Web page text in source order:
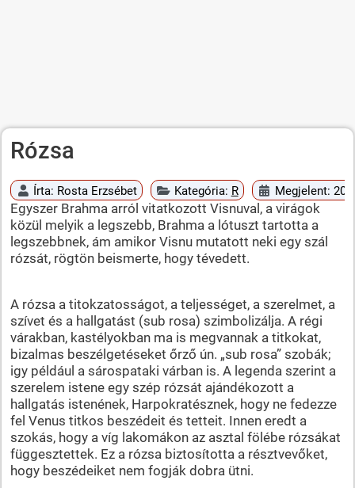
Rózsa
Írta: Rosta Erzsébet Kategória: R Megjelent:
Egyszer Brahma arról vitatkozott Visnuval, a virágok
közül melyik a legszebb, Brahma a lótuszt tartotta a
legszebbnek, ám amikor Visnu mutatott neki egy szál
rózsát, rögtön beismerte, hogy tévedett.
A rózsa a titokzatosságot, a teljességet, a szerelmet, a
szívet és a hallgatást (sub rosa) szimbolizálja. A régi
várakban, kastélyokban ma is megvannak a titkokat,
bizalmas beszélgetéseket őrző ún. „sub rosa” szobák;
igy például a sárospataki várban is. A legenda szerint a
szerelem istene egy szép rózsát ajándékozott a
hallgatás istenének, Harpokratésznek, hogy ne fedezze
fel Venus titkos beszédeit és tetteit. Innen eredt a
szokás, hogy a víg lakomákon az asztal fölébe rózsákat
függesztettek. Ez a rózsa biztosította a résztvevőket,
hogy beszédeiket nem fogják dobra ütni.